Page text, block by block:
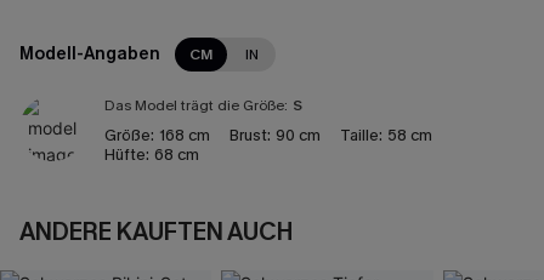
Modell-Angaben CM IN
Das Model trägt die Größe: S
Größe: 168 cm Brust: 90 cm Taille: 58 cm
Hüfte: 68 cm
ANDERE KAUFTEN AUCH